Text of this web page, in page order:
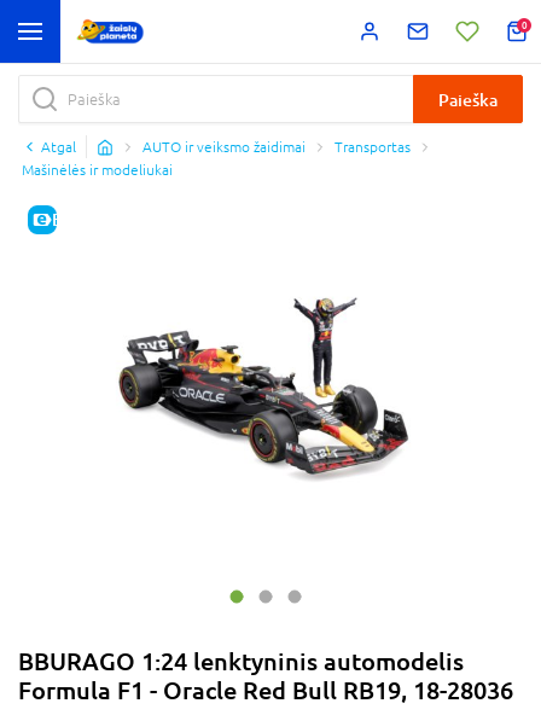
0
Paieška
Atgal AUTO ir veiksmo žaidimai
Transportas
Mašinėlės ir modeliukai
E-KAINA
BBURAGO 1:24 lenktyninis automodelis
Formula F1 - Oracle Red Bull RB19, 18-28036